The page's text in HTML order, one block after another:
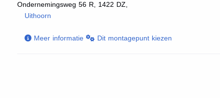
Ondernemingsweg 56 R, 1422 DZ,
Uithoorn
Meer informatie Dit montagepunt kiezen